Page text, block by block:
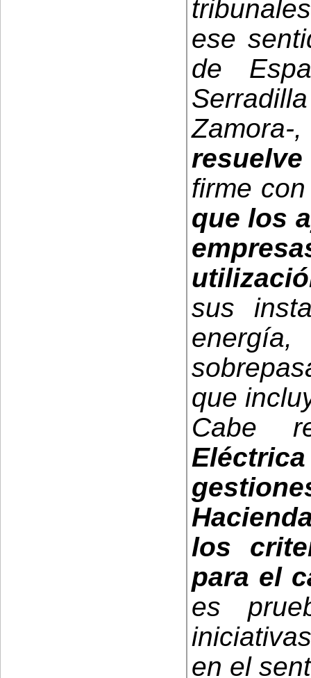
ese
de
firme
que los
sus
que
Cabe
los
para el
es
en el